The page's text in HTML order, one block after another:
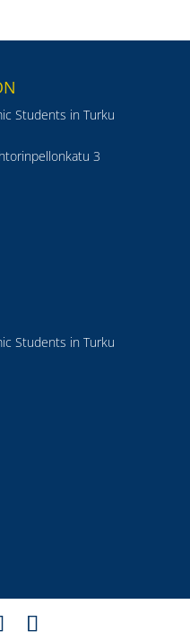
Students in Turku
3
Students in Turku